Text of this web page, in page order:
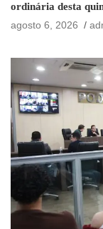
ordinária desta
agosto 6, 2026